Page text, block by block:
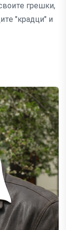
грешки,
"крадци" и